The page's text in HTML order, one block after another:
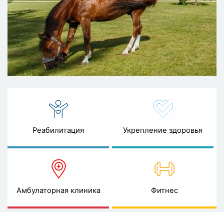
Реабилитация Укрепление здоровья
Амбулаторная клиника Фитнес